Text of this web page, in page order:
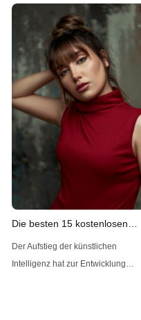
alta calidad y diversas. Entre las
soluciones líderes disponibles se
encuentra Z-Image AI, una
herramienta que se destaca por su
Die besten 15 kostenlosen
Undress-AI-Bewertungen
Der Aufstieg der künstlichen
Intelligenz hat zur Entwicklung